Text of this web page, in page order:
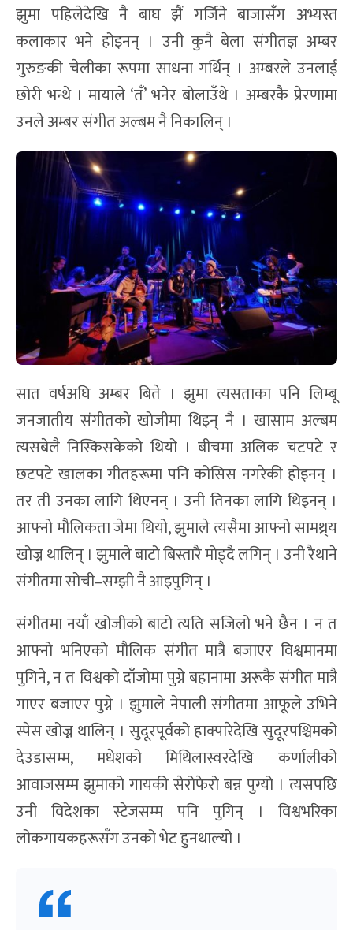
झुमा पहिलेदेखि नै बाघ झैं गर्जिने बाजासँग अभ्यस्त
कलाकार भने होइनन् । उनी कुनै बेला संगीतज्ञ अम्बर
गुरुङकी चेलीका रूपमा साधना गर्थिन् । अम्बरले उनलाई
छोरी भन्थे । मायाले ‘तँ’ भनेर बोलाउँथे । अम्बरकै प्रेरणामा
उनले अम्बर संगीत अल्बम नै निकालिन् ।
सात वर्षअघि अम्बर बिते । झुमा त्यसताका पनि लिम्बू
जनजातीय संगीतको खोजीमा थिइन् नै । खासाम अल्बम
त्यसबेलै निस्किसकेको थियो । बीचमा अलिक चटपटे र
छटपटे खालका गीतहरूमा पनि कोसिस नगरेकी होइनन् ।
तर ती उनका लागि थिएनन् । उनी तिनका लागि थिइनन् ।
आफ्नो मौलिकता जेमा थियो, झुमाले त्यसैमा आफ्नो सामथ्र्य
खोज्न थालिन् । झुमाले बाटो बिस्तारै मोड्दै लगिन् । उनी रैथाने
संगीतमा सोची–सम्झी नै आइपुगिन् ।
संगीतमा नयाँ खोजीको बाटो त्यति सजिलो भने छैन । न त
आफ्नो भनिएको मौलिक संगीत मात्रै बजाएर विश्वमानमा
पुगिने, न त विश्वको दाँजोमा पुग्ने बहानामा अरूकै संगीत मात्रै
गाएर बजाएर पुग्ने । झुमाले नेपाली संगीतमा आफूले उभिने
स्पेस खोज्न थालिन् । सुदूरपूर्वको हाक्पारेदेखि सुदूरपश्चिमको
देउडासम्म, मधेशको मिथिलास्वरदेखि कर्णालीको
आवाजसम्म झुमाको गायकी सेरोफेरो बन्न पुग्यो । त्यसपछि
उनी विदेशका स्टेजसम्म पनि पुगिन् । विश्वभरिका
लोकगायकहरूसँग उनको भेट हुनथाल्यो ।